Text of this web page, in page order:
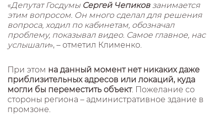
«Депутат Госдумы Сергей Чепиковзанимается
этим вопросом. Он много сделал для решения
вопроса, ходил по кабинетам, обозначал
проблему, показывал видео. Самое главное, нас
услышали», – отметил Клименко.
При этом на данный момент нет никаких даже
приблизительных адресов или локаций, куда
могли бы переместить объект. Пожелание со
стороны региона – административное здание в
промзоне.